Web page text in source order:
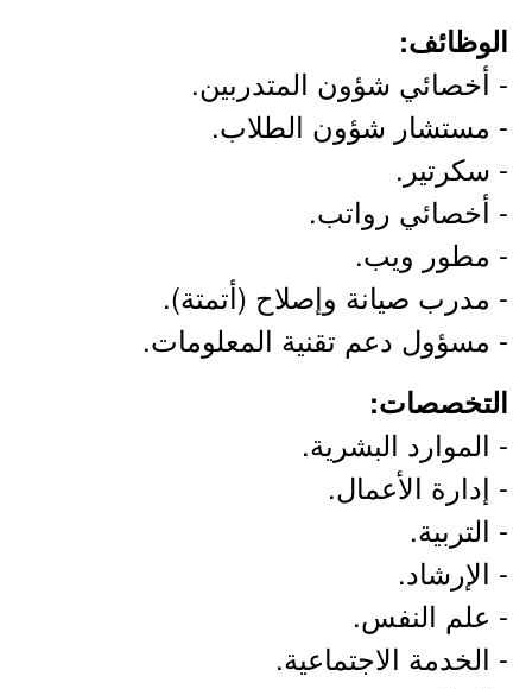
الوظائف:
- أخصائي شؤون المتدربين.
- مستشار شؤون الطلاب.
- سكرتير.
- أخصائي رواتب.
- مطور ويب.
- مدرب صيانة وإصلاح (أتمتة).
- مسؤول دعم تقنية المعلومات.
التخصصات:
- الموارد البشرية.
- إدارة الأعمال.
- التربية.
- الإرشاد.
- علم النفس.
- الخدمة الاجتماعية.